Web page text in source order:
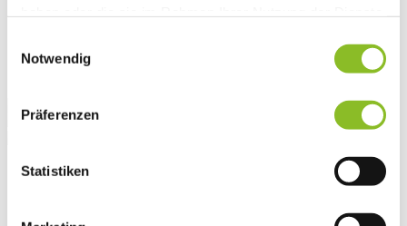
Notwendig
Präferenzen
Statistiken
Startseite